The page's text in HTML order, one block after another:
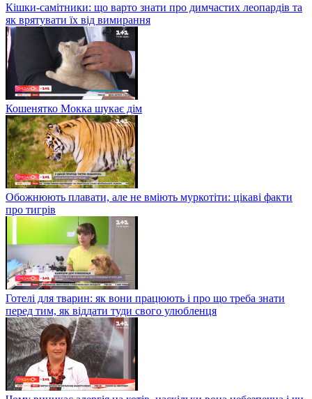
Кішки-самітники: що варто знати про димчастих леопардів та
як врятувати їх від вимирання
Кошенятко Мокка шукає дім
Обожнюють плавати, але не вміють муркотіти: цікаві факти
про тигрів
Готелі для тварин: як вони працюють і про що треба знати
перед тим, як віддати туди свого улюбленця